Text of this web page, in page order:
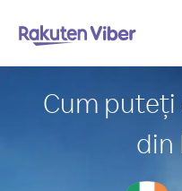
Cum
din